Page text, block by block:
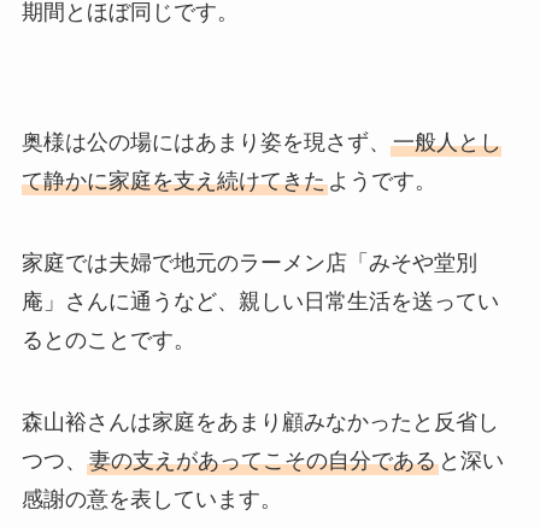
期間とほぼ同じです。
奥様は公の場にはあまり姿を現さず、 一般人とし
て静かに家庭を支え続けてきたようです。
家庭では夫婦で地元のラーメン店「みそや堂別
庵」さんに通うなど、親しい日常生活を送ってい
るとのことです。
森山裕さんは家庭をあまり顧みなかったと反省し
つつ、 妻の支えがあってこその自分であると深い
感謝の意を表しています。